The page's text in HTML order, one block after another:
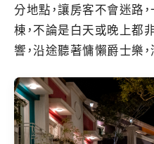
分地點，讓房客不會迷路
棟，不論是白天或晚上都
響，沿途聽著慵懶爵士樂